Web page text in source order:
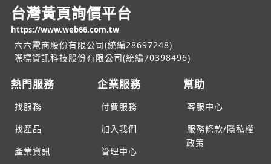
台灣黃頁詢價平台
https://www.web66.com.tw
六六電商股份有限公司(統編28697248)
際標資訊科技股份有限公司(統編70398496)
熱門服務
找服務
找產品
產業資訊
企業服務
付費服務
加入我們
管理中心
幫助
客服中心
服務條款/隱私權
政策